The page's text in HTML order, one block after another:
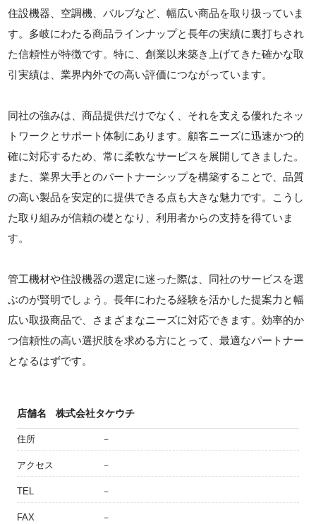
住設機器、空調機、バルブなど、幅広い商品を取り扱っていま
す。多岐にわたる商品ラインナップと長年の実績に裏打ちされ
た信頼性が特徴です。特に、創業以来築き上げてきた確かな取
引実績は、業界内外での高い評価につながっています。
同社の強みは、商品提供だけでなく、それを支える優れたネッ
トワークとサポート体制にあります。顧客ニーズに迅速かつ的
確に対応するため、常に柔軟なサービスを展開してきました。
また、業界大手とのパートナーシップを構築することで、品質
の高い製品を安定的に提供できる点も大きな魅力です。こうし
た取り組みが信頼の礎となり、利用者からの支持を得ていま
す。
管工機材や住設機器の選定に迷った際は、同社のサービスを選
ぶのが賢明でしょう。長年にわたる経験を活かした提案力と幅
広い取扱商品で、さまざまなニーズに対応できます。効率的か
つ信頼性の高い選択肢を求める方にとって、最適なパートナー
となるはずです。
店舗名 株式会社タケウチ
住所 －
アクセス －
TEL －
FAX －